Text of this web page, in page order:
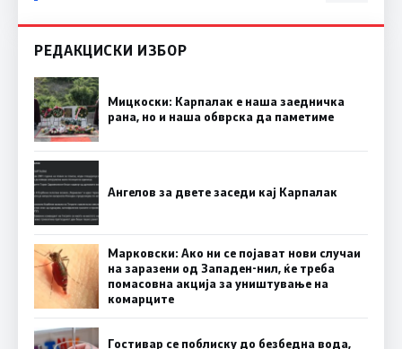
РЕДАКЦИСКИ ИЗБОР
Мицкоски: Карпалак е наша заедничка
рана, но и наша обврска да паметиме
Ангелов за двете заседи кај Карпалак
Марковски: Ако ни се појават нови случаи
на заразени од Западен-нил, ќе треба
помасовна акција за уништување на
комарците
Гостивар се поблиску до безбедна вода,